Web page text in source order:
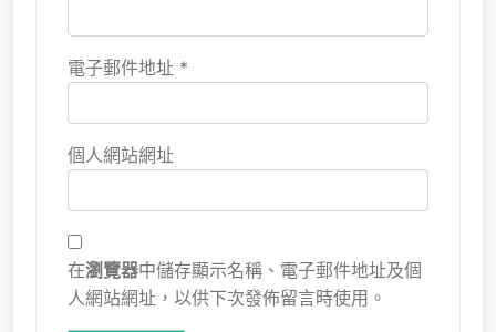
電子郵件地址 *
個人網站網址
在瀏覽器中儲存顯示名稱、電子郵件地址及個
人網站網址，以供下次發佈留言時使用。